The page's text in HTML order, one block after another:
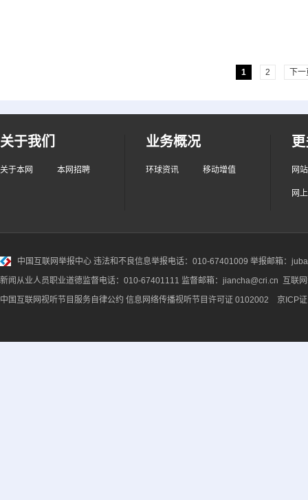
1 2 下
关于我们
关于本网 本网招聘
业务概况
环球资讯 移动增值 网
网
中国互联网举报中心 违法和不良信息举报电话：010-67401009 举报邮箱：
新闻从业人员职业道德监督电话：010-67401111 监督邮箱：jiancha@cri.cn 互联
中国互联网视听节目服务自律公约 信息网络传播视听节目许可证 0102002 京ICP